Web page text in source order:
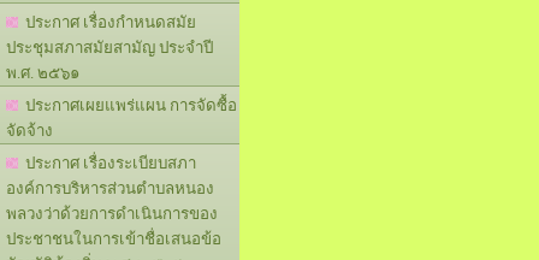
ประกาศ เรื่องกำหนดสมัย
ประชุมสภาสมัยสามัญ ประจำปี
พ.ศ. ๒๕๖๑
ประกาศเผยแพร่แผน การจัดซื้อ
จัดจ้าง
ประกาศ เรื่องระเบียบสภา
องค์การบริหารส่วนตำบลหนอง
พลวงว่าด้วยการดำเนินการของ
ประชาชนในการเข้าชื่อเสนอข้อ